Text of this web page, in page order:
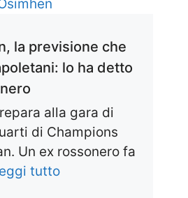
la previsione che
lo ha detto
alla gara di
di Champions
Un ex rossonero fa
tutto